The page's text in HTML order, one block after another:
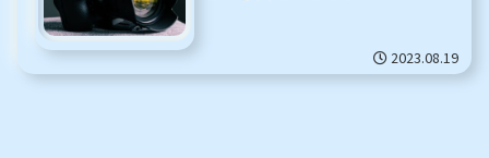
2023.08.19